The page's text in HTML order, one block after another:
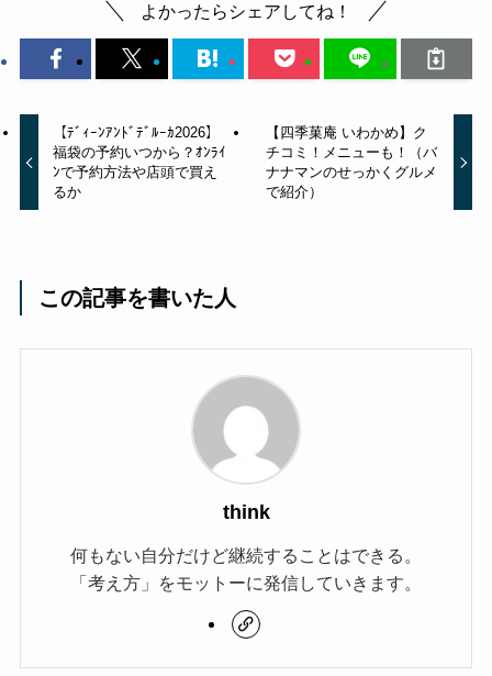
よかったらシェアしてね！
【ﾃﾞｨｰﾝｱﾝﾄﾞﾃﾞﾙｰｶ2026】
福袋の予約いつから？ｵﾝﾗｲ
ﾝで予約方法や店頭で買え
るか
【四季菓庵 いわかめ】ク
チコミ！メニューも！（バ
ナナマンのせっかくグルメ
で紹介）
この記事を書いた人
think
何もない自分だけど継続することはできる。
「考え方」をモットーに発信していきます。